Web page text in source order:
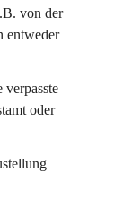
von der
entweder
oder